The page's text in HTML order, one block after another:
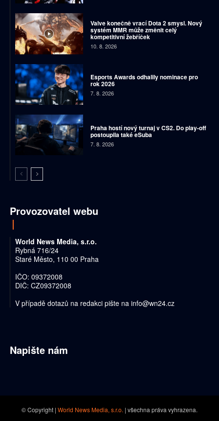
Valve konečně vrací Dota 2 smysl. Nový
systém MMR může změnit celý
kompetitivní žebříček
10. 8. 2026
Esports Awards odhalily nominace pro
rok 2026
7. 8. 2026
Praha hostí nový turnaj v CS2. Do play-off
postoupila také eSuba
7. 8. 2026
Provozovatel webu
World News Media, s.r.o.
Rybná 716/24
Staré Město, 110 00 Praha
IČO: 09372008
DIČ: CZ09372008
V případě dotazů na redakci pište na info@wn24.cz
Napište nám
© Copyright | World News Media, s.r.o. | všechna práva vyhrazena.